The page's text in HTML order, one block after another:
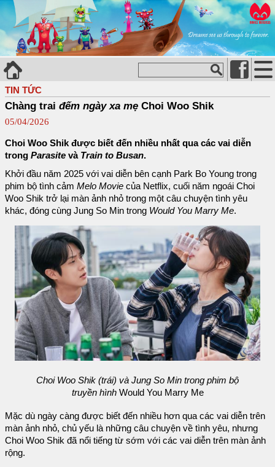
TIN TỨC
Chàng trai đếm ngày xa mẹ Choi Woo Shik
05/04/2026
Choi Woo Shik được biết đến nhiều nhất qua các vai diễn
trong Parasite và Train to Busan.
Khởi đầu năm 2025 với vai diễn bên cạnh Park Bo Young trong
phim bộ tình cảm Melo Movie của Netflix, cuối năm ngoái Choi
Woo Shik trở lại màn ảnh nhỏ trong một câu chuyện tình yêu
khác, đóng cùng Jung So Min trong Would You Marry Me.
Choi Woo Shik (trái) và Jung So Min trong phim bộ
truyền hìnhWould You Marry Me
Mặc dù ngày càng được biết đến nhiều hơn qua các vai diễn trên
màn ảnh nhỏ, chủ yếu là những câu chuyện về tình yêu, nhưng
Choi Woo Shik đã nổi tiếng từ sớm với các vai diễn trên màn ảnh
rộng.